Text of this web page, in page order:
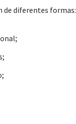
de diferentes formas: